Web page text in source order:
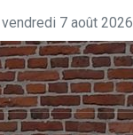
vendredi 7 août 2026